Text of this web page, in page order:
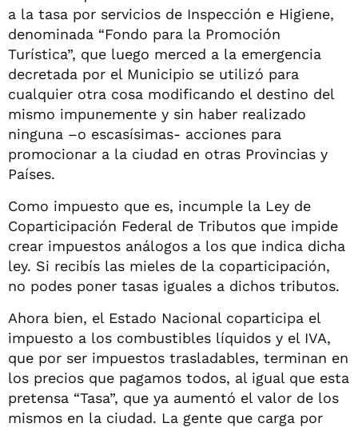
a la tasa por servicios de Inspección e Higiene,
denominada “Fondo para la Promoción
Turística”, que luego merced a la emergencia
decretada por el Municipio se utilizó para
cualquier otra cosa modificando el destino del
mismo impunemente y sin haber realizado
ninguna –o escasísimas- acciones para
promocionar a la ciudad en otras Provincias y
Países.
Como impuesto que es, incumple la Ley de
Coparticipación Federal de Tributos que impide
crear impuestos análogos a los que indica dicha
ley. Si recibís las mieles de la coparticipación,
no podes poner tasas iguales a dichos tributos.
Ahora bien, el Estado Nacional coparticipa el
impuesto a los combustibles líquidos y el IVA,
que por ser impuestos trasladables, terminan en
los precios que pagamos todos, al igual que esta
pretensa “Tasa”, que ya aumentó el valor de los
mismos en la ciudad. La gente que carga por